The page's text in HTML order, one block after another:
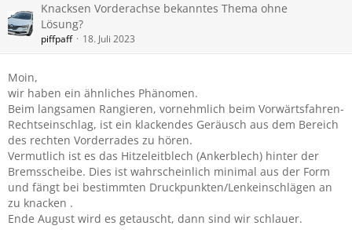
Knacksen Vorderachse bekanntes Thema ohne
Lösung?
piffpaff 18. Juli 2023
Moin,
wir haben ein ähnliches Phänomen.
Beim langsamen Rangieren, vornehmlich beim Vorwärtsfahren-
Rechtseinschlag, ist ein klackendes Geräusch aus dem Bereich
des rechten Vorderrades zu hören.
Vermutlich ist es das Hitzeleitblech (Ankerblech) hinter der
Bremsscheibe. Dies ist wahrscheinlich minimal aus der Form
und fängt bei bestimmten Druckpunkten/Lenkeinschlägen an
zu knacken .
Ende August wird es getauscht, dann sind wir schlauer.